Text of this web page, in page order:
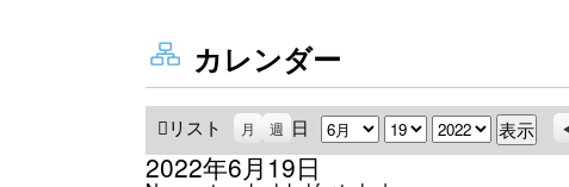
カレンダー
リスト
示
月 週 日 月 日 年
2022年6月19日